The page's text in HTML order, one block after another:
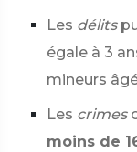
Les délits
égale à 3
mineurs
Les crimes
moins de